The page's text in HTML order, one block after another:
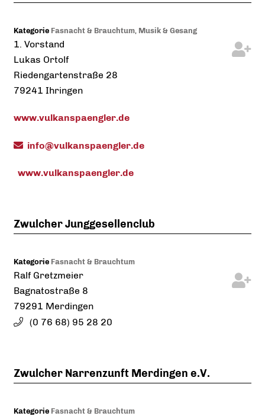
Kategorie Fasnacht & Brauchtum Musik & Gesang
1. Vorstand
Lukas Ortolf
Riedengartenstraße 28
79241 Ihringen
www.vulkanspaengler.de
info@vulkanspaengler.de
www.vulkanspaengler.de
Zwulcher Junggesellenclub
Kategorie Fasnacht & Brauchtum
Ralf Gretzmeier
Bagnatostraße 8
79291 Merdingen
(0 76 68) 95 28 20
Zwulcher Narrenzunft Merdingen e.V.
Kategorie Fasnacht & Brauchtum